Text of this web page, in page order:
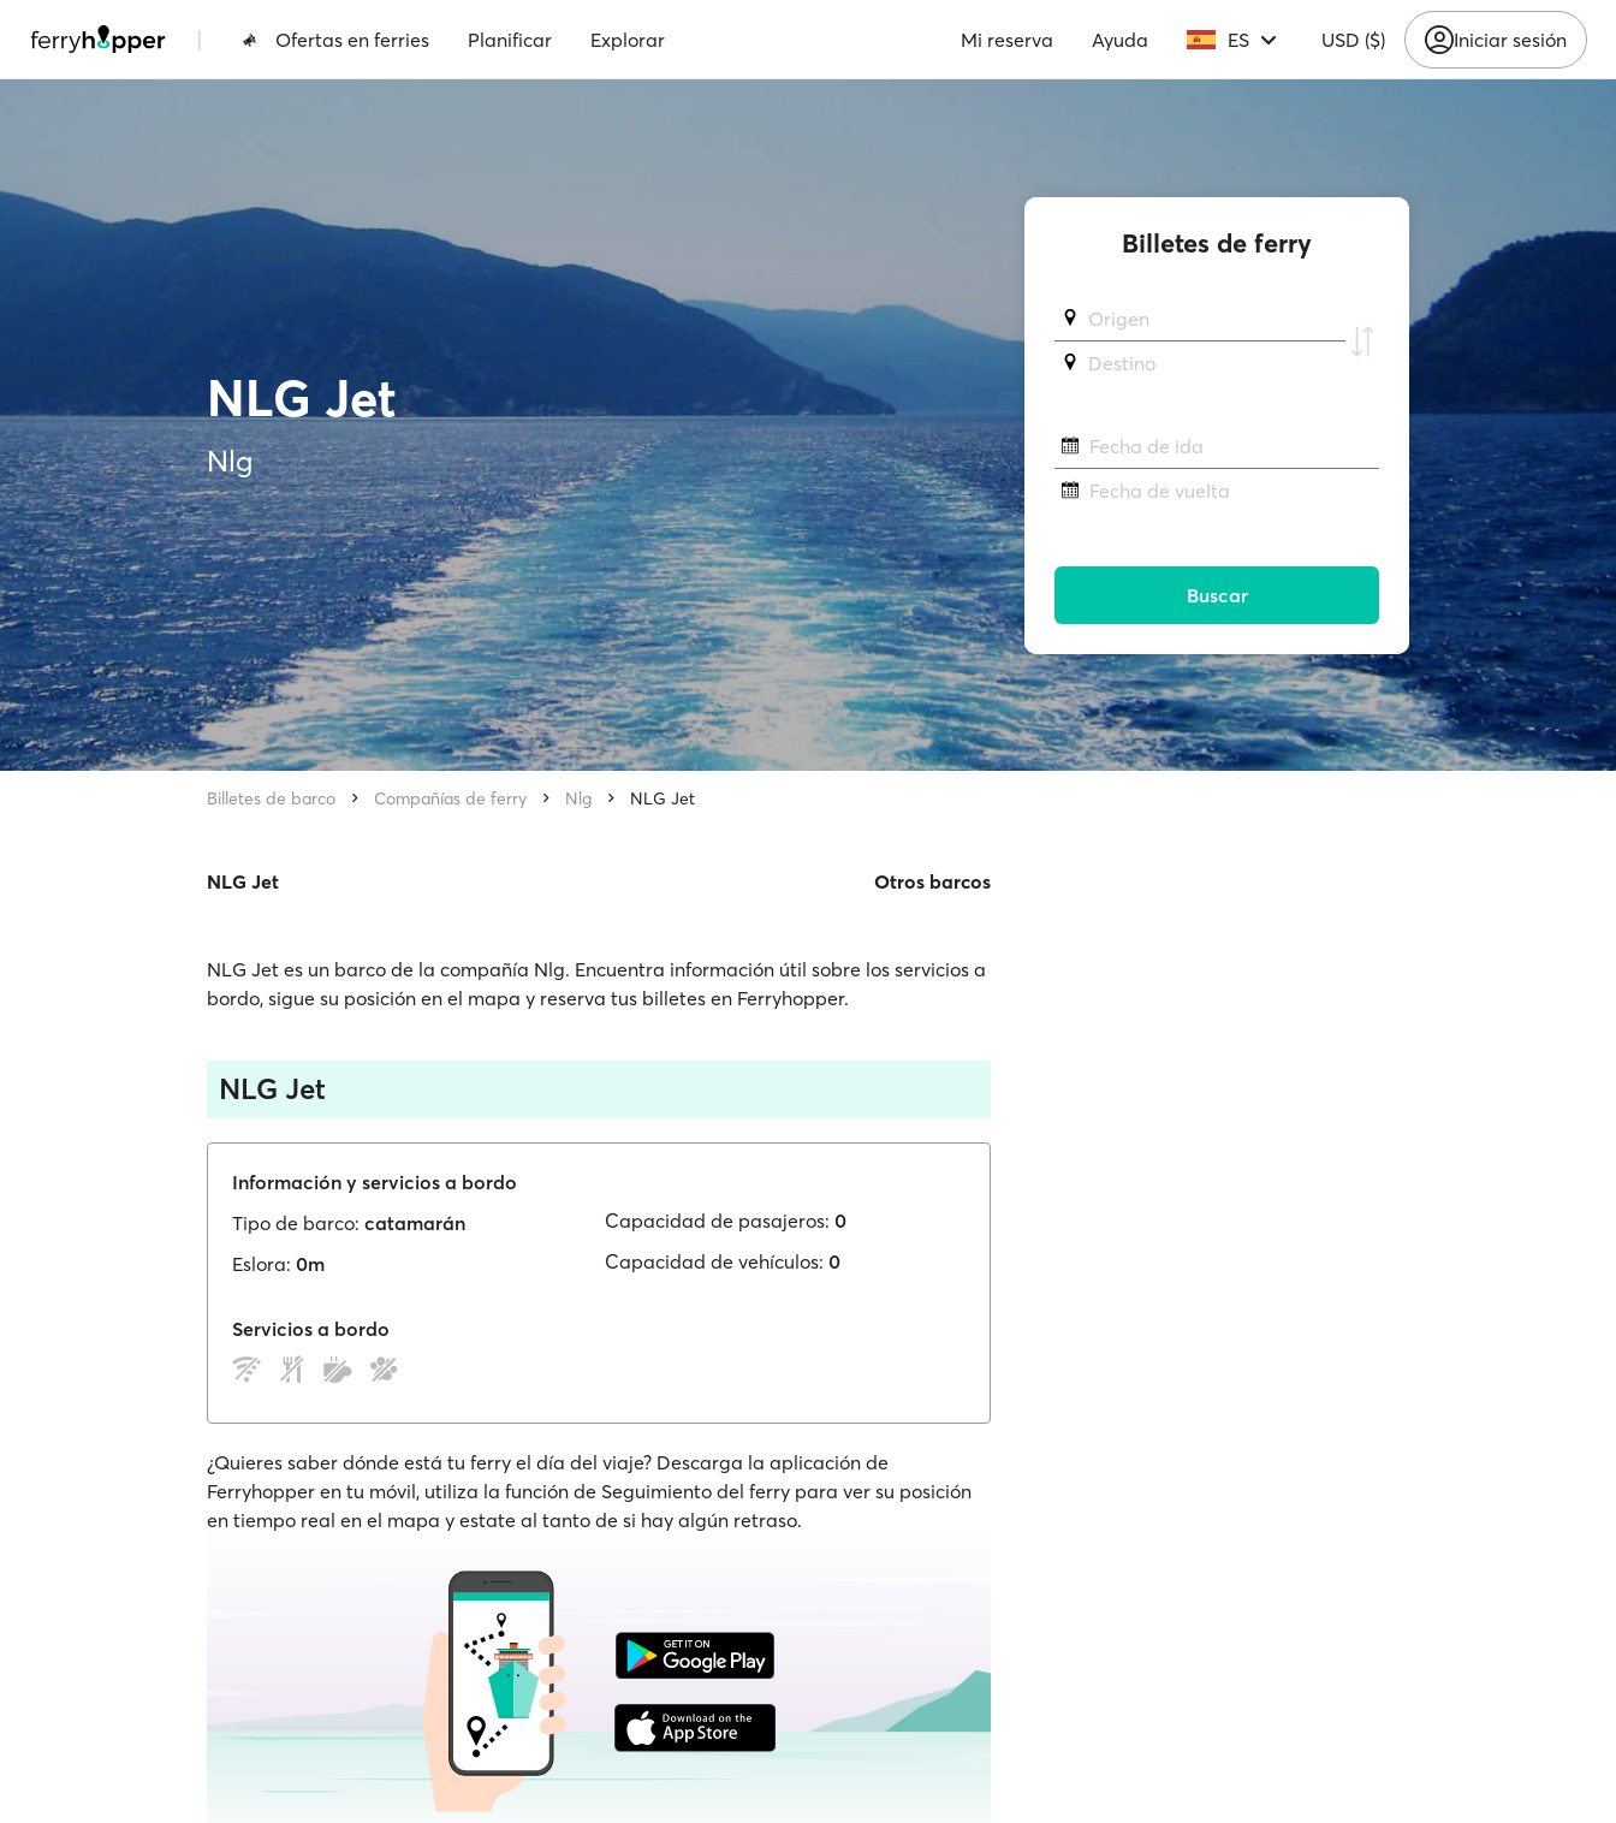
| Ofertas en ferries Planificar Explorar Mi reserva Ayuda ES USD ($) Iniciar sesión
NLG Jet
Nlg
Billetes de barco Compañías de ferry Nlg NLG Jet
NLG Jet Otros barcos
NLG Jet es un barco de la compañía Nlg. Encuentra información útil sobre los servicios a
bordo, sigue su posición en el mapa y reserva tus billetes en Ferryhopper.
NLG Jet
Información y servicios a bordo
Tipo de barco: catamarán
Eslora: 0m
Capacidad de pasajeros: 0
Capacidad de vehículos: 0
Servicios a bordo
¿Quieres saber dónde está tu ferry el día del viaje? Descarga la aplicación de
Ferryhopper en tu móvil, utiliza la función de Seguimiento del ferry para ver su posición
en tiempo real en el mapa y estate al tanto de si hay algún retraso.
Billetes de ferry
Origen
Destino
Fecha de ida
Fecha de vuelta
Buscar